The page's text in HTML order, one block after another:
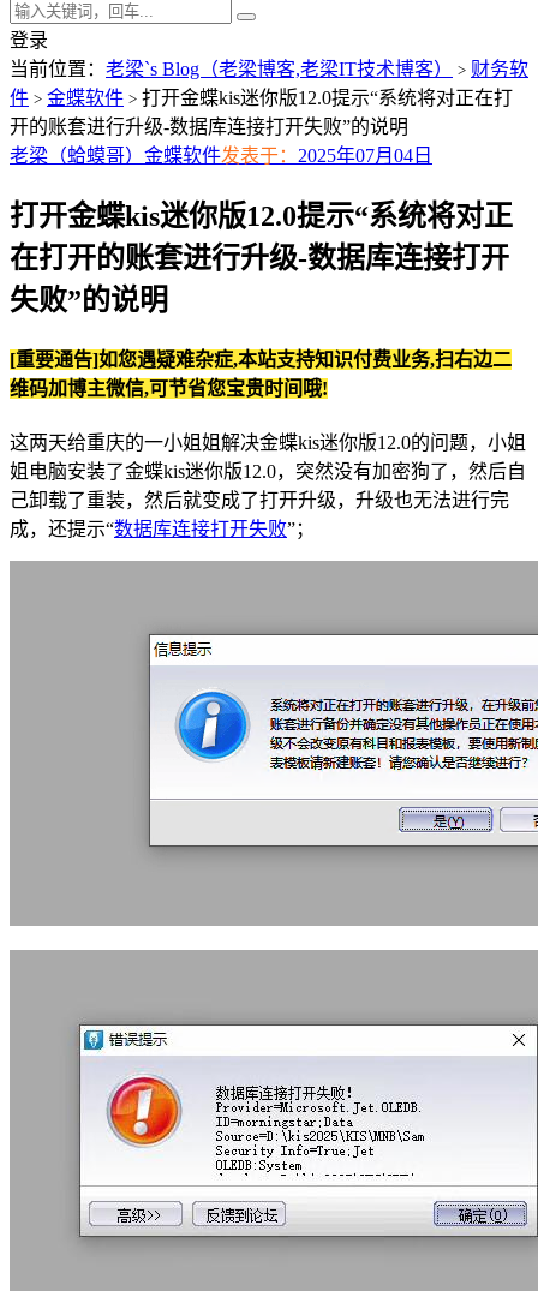
登录
当前位置： 老梁`s Blog（老梁博客,老梁IT技术博客） > 财务软
件 > 金蝶软件 > 打开金蝶kis迷你版12.0提示“系统将对正在打
开的账套进行升级-数据库连接打开失败”的说明
老梁（蛤蟆哥） 金蝶软件发表于： 2025年07月04日
打开金蝶kis迷你版12.0提示“系统将对正
在打开的账套进行升级-数据库连接打开
失败”的说明
[重要通告]如您遇疑难杂症,本站支持知识付费业务,扫右边二
维码加博主微信,可节省您宝贵时间哦!
这两天给重庆的一小姐姐解决金蝶kis迷你版12.0的问题，小姐
姐电脑安装了金蝶kis迷你版12.0，突然没有加密狗了，然后自
己卸载了重装，然后就变成了打开升级，升级也无法进行完
成，还提示“数据库连接打开失败”；